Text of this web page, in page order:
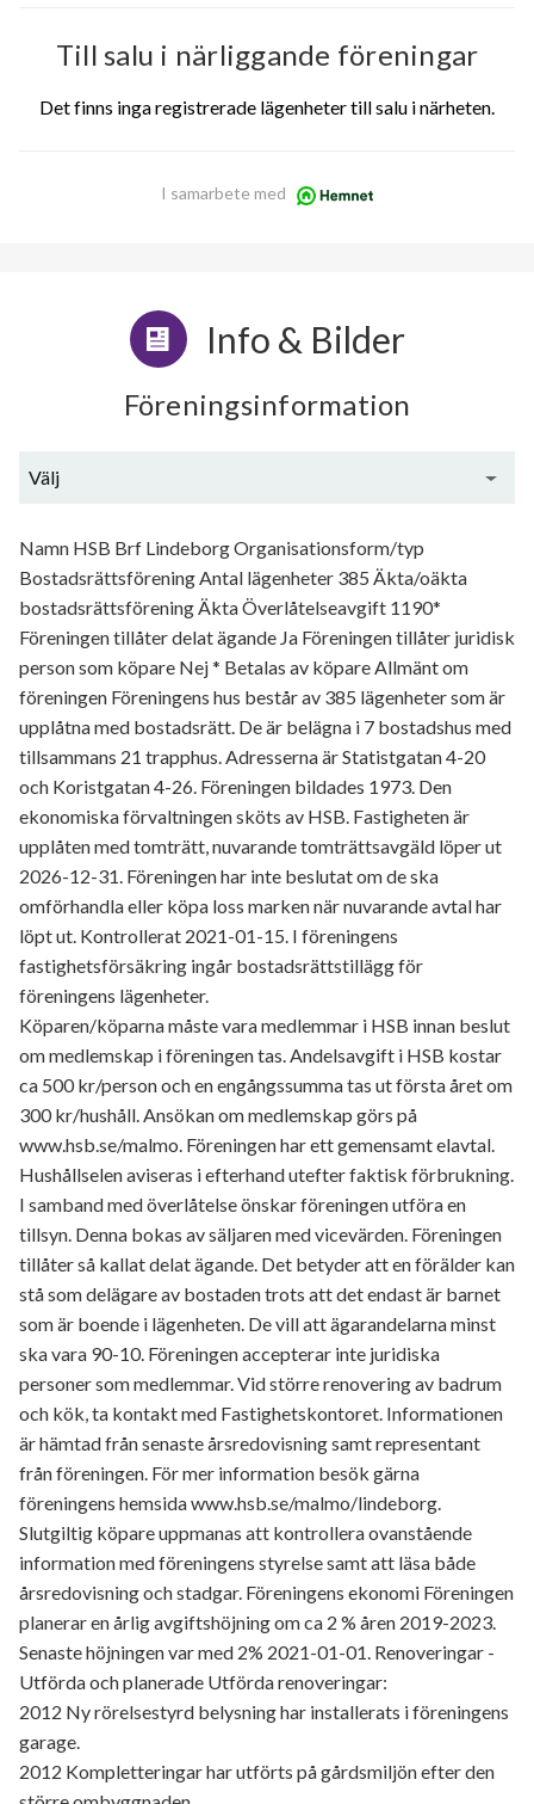
Till salu i närliggande föreningar
Det finns inga registrerade lägenheter till salu i närheten.
I samarbete med
Info & Bilder
Föreningsinformation
Välj
Namn HSB Brf Lindeborg Organisationsform/typ
Bostadsrättsförening Antal lägenheter 385 Äkta/oäkta
bostadsrättsförening Äkta Överlåtelseavgift 1190*
Föreningen tillåter delat ägande Ja Föreningen tillåter juridisk
person som köpare Nej * Betalas av köpare Allmänt om
föreningen Föreningens hus består av 385 lägenheter som är
upplåtna med bostadsrätt. De är belägna i 7 bostadshus med
tillsammans 21 trapphus. Adresserna är Statistgatan 4-20
och Koristgatan 4-26. Föreningen bildades 1973. Den
ekonomiska förvaltningen sköts av HSB. Fastigheten är
upplåten med tomträtt, nuvarande tomträttsavgäld löper ut
2026-12-31. Föreningen har inte beslutat om de ska
omförhandla eller köpa loss marken när nuvarande avtal har
löpt ut. Kontrollerat 2021-01-15. I föreningens
fastighetsförsäkring ingår bostadsrättstillägg för
föreningens lägenheter.
Köparen/köparna måste vara medlemmar i HSB innan beslut
om medlemskap i föreningen tas. Andelsavgift i HSB kostar
ca 500 kr/person och en engångssumma tas ut första året om
300 kr/hushåll. Ansökan om medlemskap görs på
www.hsb.se/malmo. Föreningen har ett gemensamt elavtal.
Hushållselen aviseras i efterhand utefter faktisk förbrukning.
I samband med överlåtelse önskar föreningen utföra en
tillsyn. Denna bokas av säljaren med vicevärden. Föreningen
tillåter så kallat delat ägande. Det betyder att en förälder kan
stå som delägare av bostaden trots att det endast är barnet
som är boende i lägenheten. De vill att ägarandelarna minst
ska vara 90-10. Föreningen accepterar inte juridiska
personer som medlemmar. Vid större renovering av badrum
och kök, ta kontakt med Fastighetskontoret. Informationen
är hämtad från senaste årsredovisning samt representant
från föreningen. För mer information besök gärna
föreningens hemsida www.hsb.se/malmo/lindeborg.
Slutgiltig köpare uppmanas att kontrollera ovanstående
information med föreningens styrelse samt att läsa både
årsredovisning och stadgar. Föreningens ekonomi Föreningen
planerar en årlig avgiftshöjning om ca 2 % åren 2019-2023.
Senaste höjningen var med 2% 2021-01-01. Renoveringar -
Utförda och planerade Utförda renoveringar:
2012 Ny rörelsestyrd belysning har installerats i föreningens
garage.
2012 Kompletteringar har utförts på gårdsmiljön efter den